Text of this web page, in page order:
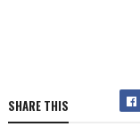
SHARE THIS